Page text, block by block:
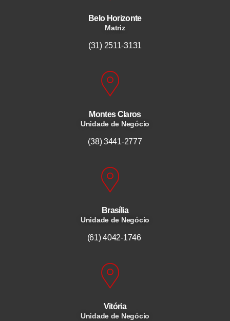
Belo Horizonte
Matriz
(31) 2511-3131
Montes Claros
Unidade de Negócio
(38) 3441-2777
Brasília
Unidade de Negócio
(61) 4042-1746
Vitória
Unidade de Negócio